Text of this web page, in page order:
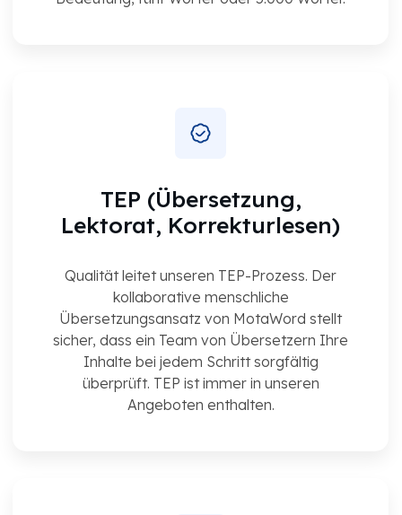
TEP (Übersetzung,
Lektorat, Korrekturlesen)
Qualität leitet unseren TEP-Prozess. Der
kollaborative menschliche
Übersetzungsansatz von MotaWord stellt
sicher, dass ein Team von Übersetzern Ihre
Inhalte bei jedem Schritt sorgfältig
überprüft. TEP ist immer in unseren
Angeboten enthalten.